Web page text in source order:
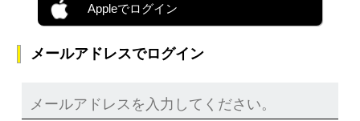
Appleでログイン
メールアドレスでログイン